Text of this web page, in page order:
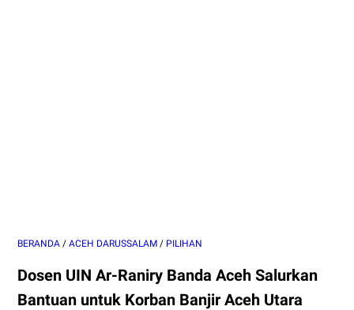
BERANDA / ACEH DARUSSALAM / PILIHAN
Dosen UIN Ar-Raniry Banda Aceh Salurkan
Bantuan untuk Korban Banjir Aceh Utara